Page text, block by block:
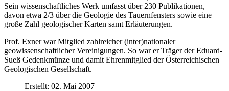
Sein wissenschaftliches Werk umfasst über 230 Publikationen,
davon etwa 2/3 über die Geologie des Tauernfensters sowie eine
große Zahl geologischer Karten samt Erläuterungen.
Prof. Exner war Mitglied zahlreicher (inter)nationaler
geowissenschaftlicher Vereinigungen. So war er Träger der Eduard-
Sueß Gedenkmünze und damit Ehrenmitglied der Österreichischen
Geologischen Gesellschaft.
Erstellt: 02. Mai 2007